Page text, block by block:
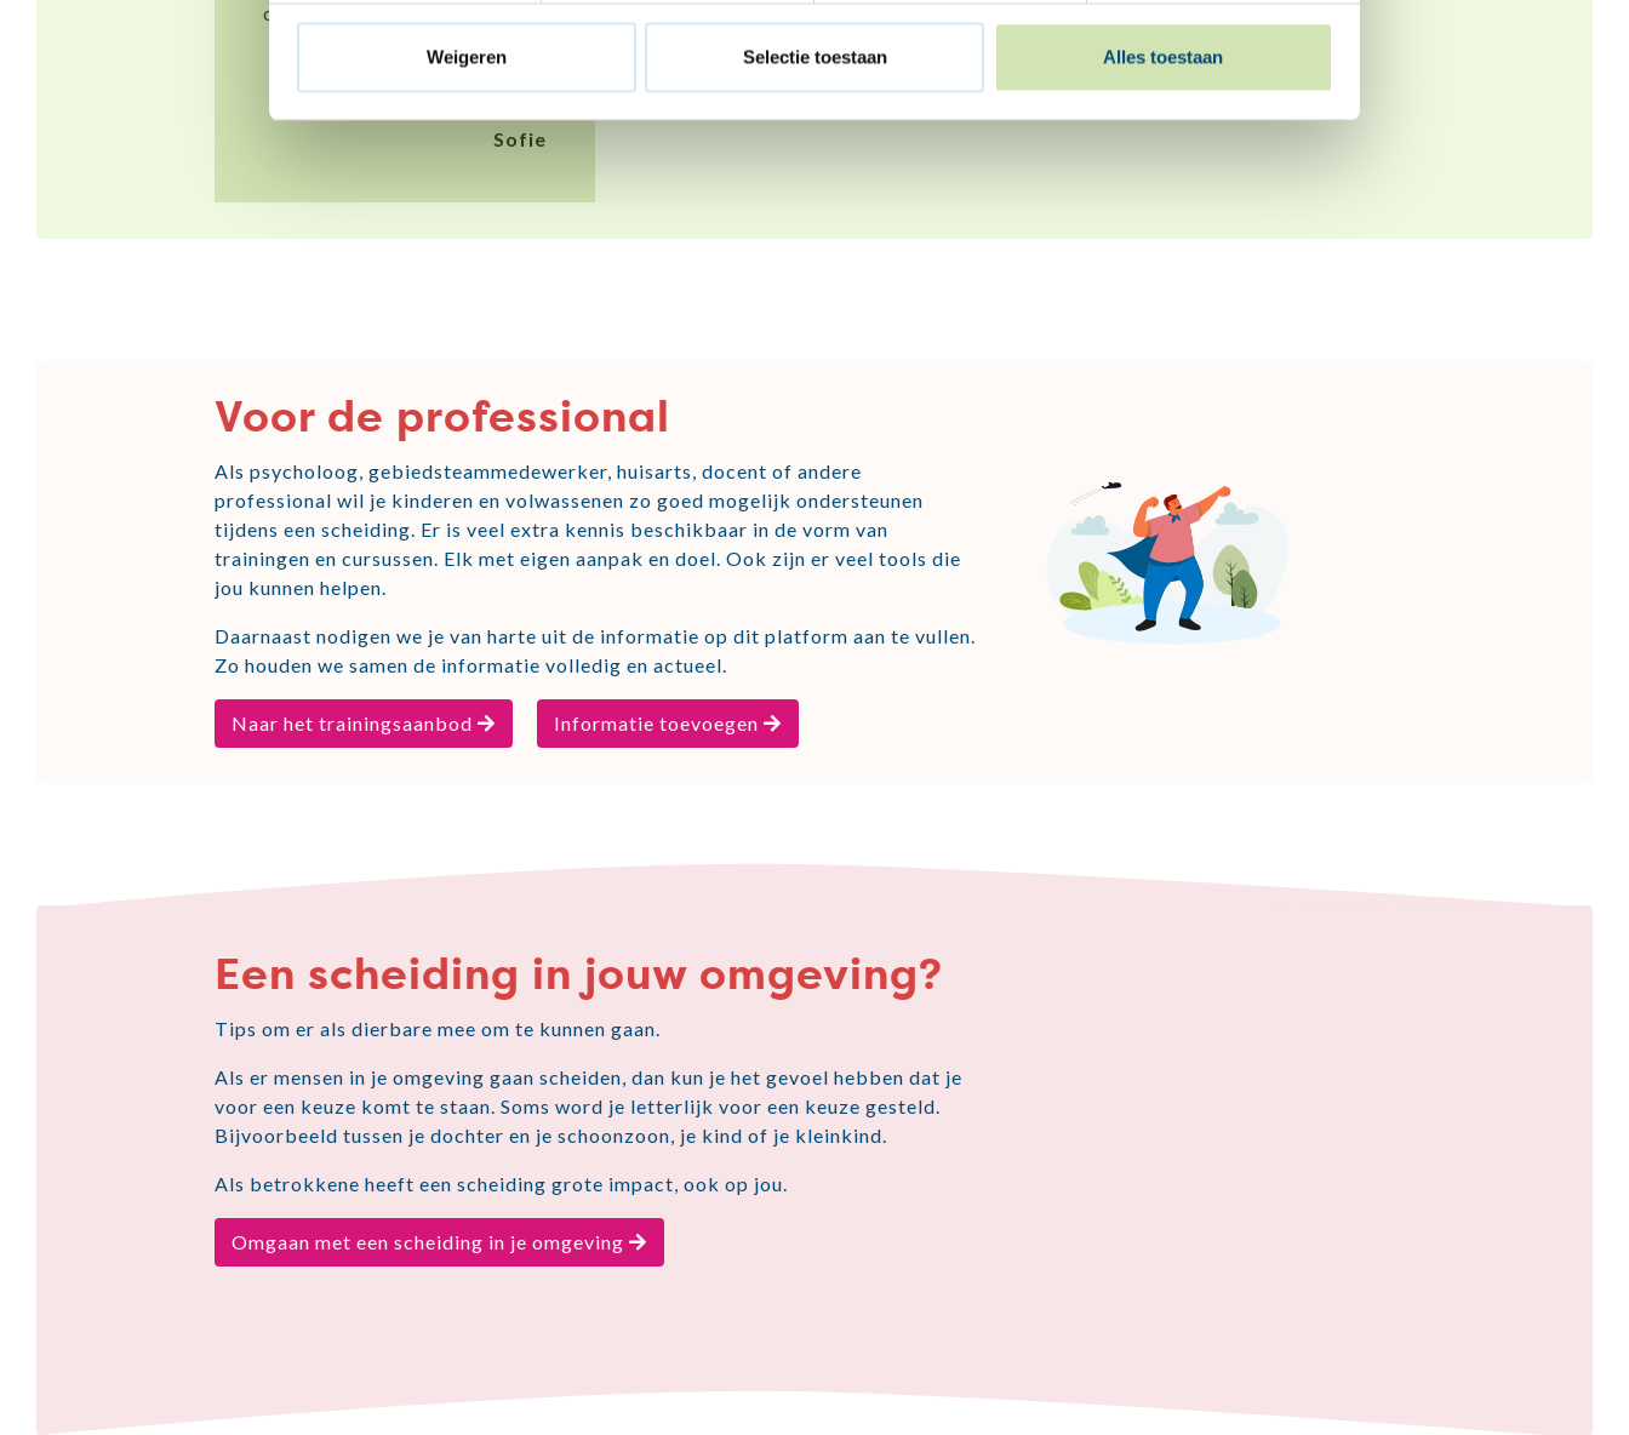
Weigeren Selectie toestaan Alles toestaan
op.
❞
Sofie
Omgaan met een scheiding
Voor de professional
Als psycholoog, gebiedsteammedewerker, huisarts, docent of andere
professional wil je kinderen en volwassenen zo goed mogelijk ondersteunen
tijdens een scheiding. Er is veel extra kennis beschikbaar in de vorm van
trainingen en cursussen. Elk met eigen aanpak en doel. Ook zijn er veel tools die
jou kunnen helpen.
Daarnaast nodigen we je van harte uit de informatie op dit platform aan te vullen.
Zo houden we samen de informatie volledig en actueel.
Naar het trainingsaanbod Informatie toevoegen
Een scheiding in jouw omgeving?
Tips om er als dierbare mee om te kunnen gaan.
Als er mensen in je omgeving gaan scheiden, dan kun je het gevoel hebben dat je
voor een keuze komt te staan. Soms word je letterlijk voor een keuze gesteld.
Bijvoorbeeld tussen je dochter en je schoonzoon, je kind of je kleinkind.
Als betrokkene heeft een scheiding grote impact, ook op jou.
Omgaan met een scheiding in je omgeving